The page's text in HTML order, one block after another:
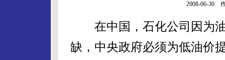
2008-06-30
在中国，石化公司因为油
缺，中央政府必须为低油价